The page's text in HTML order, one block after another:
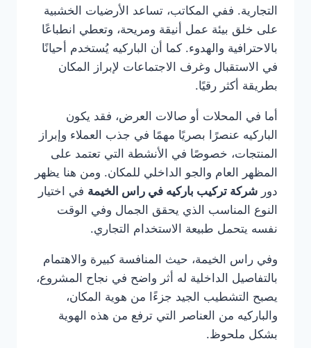
التجارية. ففي المكاتب، تساعد الأرضيات الخشبية
على خلق بيئة عمل أنيقة ومريحة، وتعطي انطباعًا
بالاحترافية والهدوء. كما أن الباركيه يُستخدم أحيانًا
في الاستقبال وغرف الاجتماعات لإبراز المكان
بطريقة أكثر رقيًا.
أما في المحلات أو صالات العرض، فقد يكون
الباركيه عنصرًا بصريًا مهمًا في جذب العملاء وإبراز
المنتجات، خصوصًا في الأنشطة التي تعتمد على
المظهر العام والجو الداخلي للمكان. ومن هنا يظهر
دور شركة تركيب باركيه في راس الخيمة في اختيار
النوع المناسب الذي يحقق الجمال وفي الوقت
نفسه يتحمل طبيعة الاستخدام التجاري.
وفي راس الخيمة، حيث المنافسة كبيرة والاهتمام
بالتفاصيل الداخلية له أثر واضح في نجاح المشروع،
يصبح التشطيب الجيد جزءًا من هوية المكان،
والباركيه من العناصر التي ترفع من هذه الهوية
بشكل ملحوظ.